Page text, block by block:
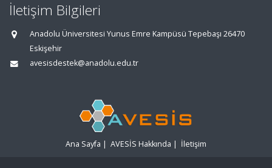
İletişim Bilgileri
Anadolu Üniversitesi Yunus Emre Kampüsü Tepebaşı 26470
Eskişehir
avesisdestek@anadolu.edu.tr
Ana Sayfa | AVESİS Hakkında | İletişim